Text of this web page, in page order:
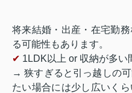
将来結婚・出産・在宅勤
る可能性もあります。
✔ 1LDK以上 or 収納が多い
→ 狭すぎると引っ越しの
たい場合には少し広いく